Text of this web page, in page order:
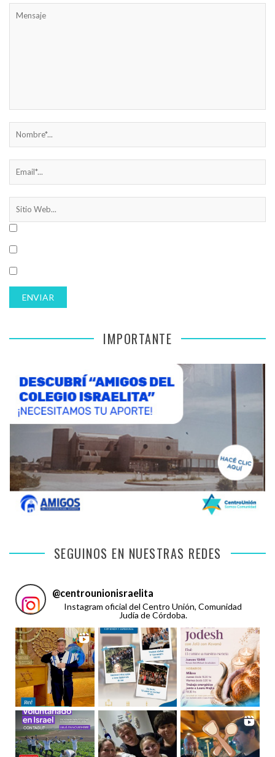
IMPORTANTE
SEGUINOS EN NUESTRAS REDES
@centrounionisraelita
Instagram oficial del Centro Unión, Comunidad
Judía de Córdoba.